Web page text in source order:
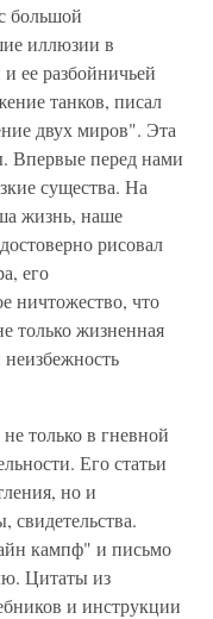
большой
иллюзии в
ее разбойничьей
танков, писал
двух миров". Эта
Впервые перед нами
существа. На
жизнь, наше
рисовал
его
ничтожество, что
только жизненная
неизбежность
только в гневной
Его статьи
но и
кампф" и письмо
Цитаты из
и инструкции